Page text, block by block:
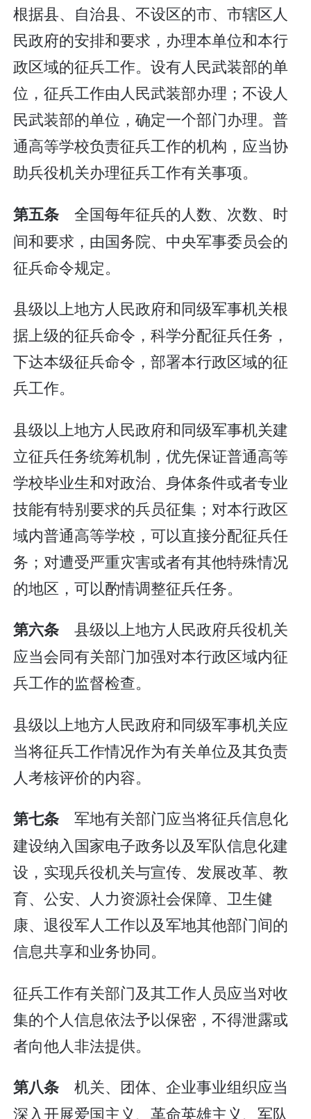
根据县、自治县、不设区的市、市辖区人
民政府的安排和要求，办理本单位和本行
政区域的征兵工作。设有人民武装部的单
位，征兵工作由人民武装部办理；不设人
民武装部的单位，确定一个部门办理。普
通高等学校负责征兵工作的机构，应当协
助兵役机关办理征兵工作有关事项。
第五条 全国每年征兵的人数、次数、时
间和要求，由国务院、中央军事委员会的
征兵命令规定。
县级以上地方人民政府和同级军事机关根
据上级的征兵命令，科学分配征兵任务，
下达本级征兵命令，部署本行政区域的征
兵工作。
县级以上地方人民政府和同级军事机关建
立征兵任务统筹机制，优先保证普通高等
学校毕业生和对政治、身体条件或者专业
技能有特别要求的兵员征集；对本行政区
域内普通高等学校，可以直接分配征兵任
务；对遭受严重灾害或者有其他特殊情况
的地区，可以酌情调整征兵任务。
第六条 县级以上地方人民政府兵役机关
应当会同有关部门加强对本行政区域内征
兵工作的监督检查。
县级以上地方人民政府和同级军事机关应
当将征兵工作情况作为有关单位及其负责
人考核评价的内容。
第七条 军地有关部门应当将征兵信息化
建设纳入国家电子政务以及军队信息化建
设，实现兵役机关与宣传、发展改革、教
育、公安、人力资源社会保障、卫生健
康、退役军人工作以及军地其他部门间的
信息共享和业务协同。
征兵工作有关部门及其工作人员应当对收
集的个人信息依法予以保密，不得泄露或
者向他人非法提供。
第八条 机关、团体、企业事业组织应当
深入开展爱国主义、革命英雄主义、军队